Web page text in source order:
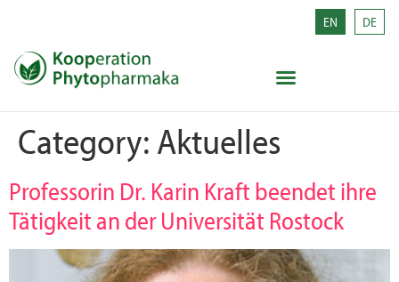
EN DE
Category:Aktuelles
Professorin Dr. Karin Kraft beendet ihre
Tätigkeit an der Universität Rostock